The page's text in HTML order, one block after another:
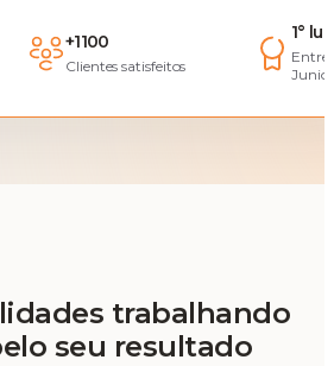
+1100
Clientes satisfeitos
1°
Entre
trabalhando
seu resultado